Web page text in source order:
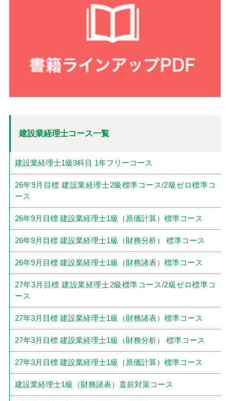
建設業経理士コース一覧
建設業経理士1級3科目 1年フリーコース
26年9月目標 建設業経理士2級標準コース/2級ゼロ標準コ
ース
26年9月目標 建設業経理士1級（原価計算）標準コース
26年9月目標 建設業経理士1級（財務分析） 標準コース
26年9月目標 建設業経理士1級（財務諸表）標準コース
27年3月目標 建設業経理士2級標準コース/2級ゼロ標準コ
ース
27年3月目標 建設業経理士1級（財務諸表）標準コース
27年3月目標 建設業経理士1級（財務分析） 標準コース
27年3月目標 建設業経理士1級（原価計算）標準コース
建設業経理士1級（財務諸表）直前対策コース